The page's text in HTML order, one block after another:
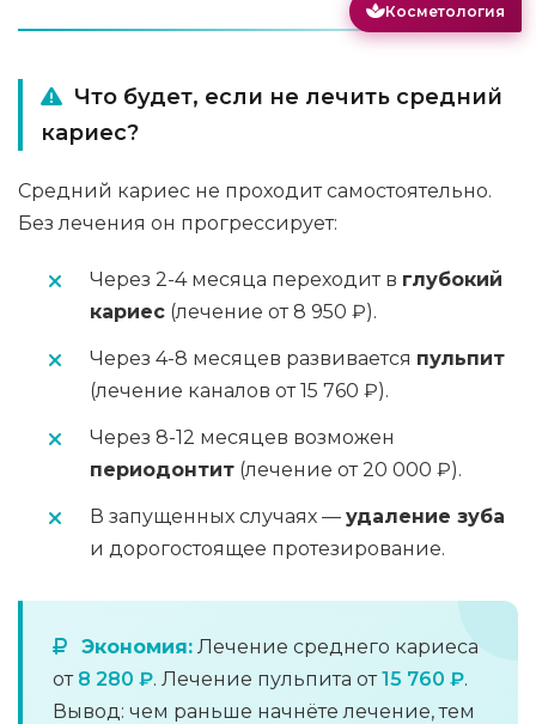
Что будет, если не лечить средний
кариес?
Средний кариес не проходит самостоятельно.
Без лечения он прогрессирует:
Через 2-4 месяца переходит в глубокий
кариес (лечение от 8 950 ₽).
Через 4-8 месяцев развивается пульпит
(лечение каналов от 15 760 ₽).
Через 8-12 месяцев возможен
периодонтит (лечение от 20 000 ₽).
В запущенных случаях — удаление зуба
и дорогостоящее протезирование.
Экономия: Лечение среднего кариеса
от 8 280 ₽. Лечение пульпита от15 760 ₽.
Вывод: чем раньше начнёте лечение, тем
Косметология